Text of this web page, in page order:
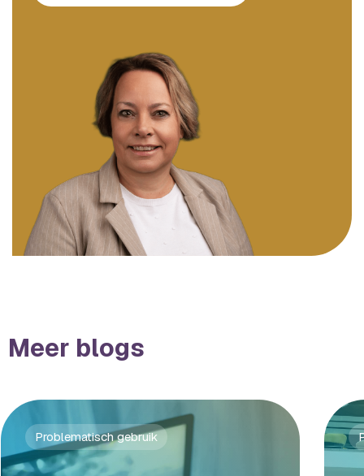
Meer blogs
Problematisch gebruik